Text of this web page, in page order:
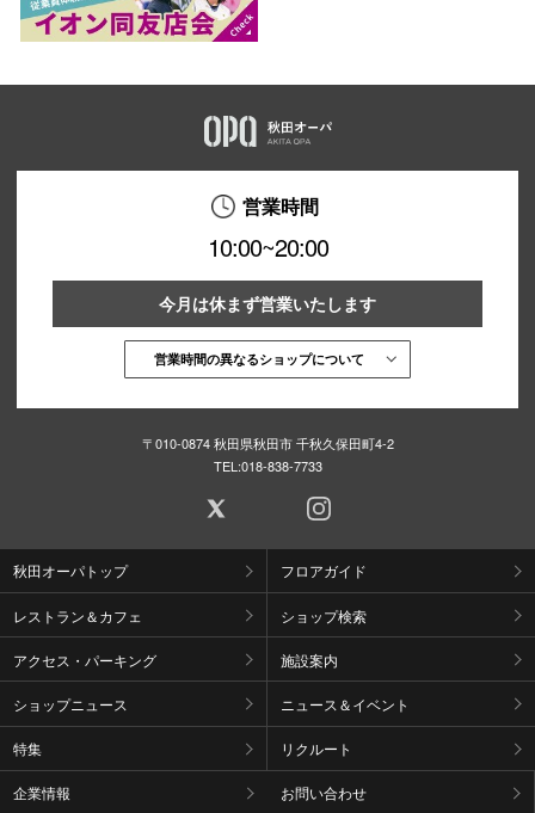
営業時間
10:00~20:00
今月は休まず営業いたします
営業時間の異なるショップについて
〒010-0874 秋田県秋田市 千秋久保田町4-2
TEL:018-838-7733
秋田オーパトップ フロアガイド
レストラン＆カフェ ショップ検索
アクセス・パーキング 施設案内
ショップニュース ニュース＆イベント
特集 リクルート
企業情報 お問い合わせ